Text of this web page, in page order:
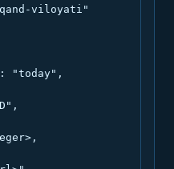
viloyati"
"today",